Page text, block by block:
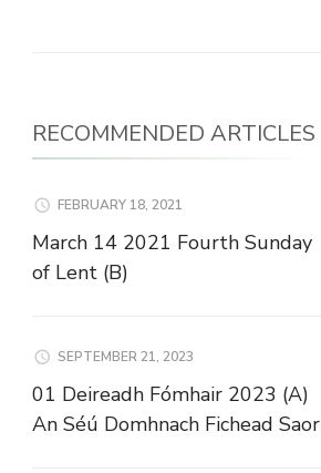
RECOMMENDED ARTICLES
FEBRUARY 18, 2021
March 14 2021 Fourth Sunday
of Lent (B)
SEPTEMBER 21, 2023
01 Deireadh Fómhair 2023 (A)
An Séú Domhnach Fichead Saor